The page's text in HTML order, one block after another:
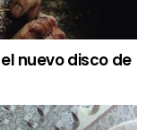
nuevo disco de